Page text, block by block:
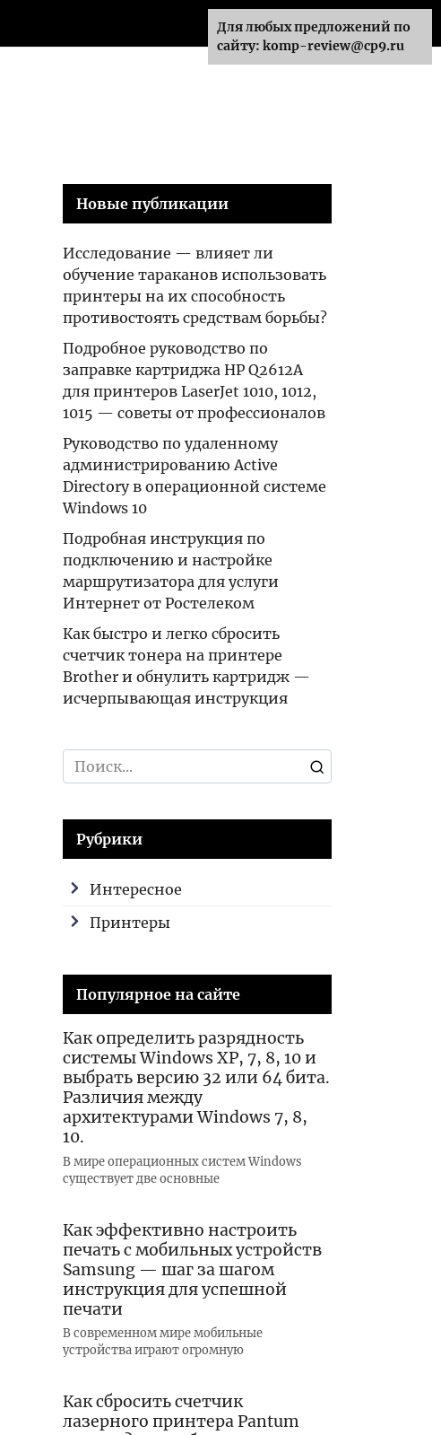
Новые публикации
Исследование — влияет ли
обучение тараканов использовать
принтеры на их способность
противостоять средствам борьбы?
Подробное руководство по
заправке картриджа HP Q2612A
для принтеров LaserJet 1010, 1012,
1015 — советы от профессионалов
Руководство по удаленному
администрированию Active
Directory в операционной системе
Windows 10
Подробная инструкция по
подключению и настройке
маршрутизатора для услуги
Интернет от Ростелеком
Как быстро и легко сбросить
счетчик тонера на принтере
Brother и обнулить картридж —
исчерпывающая инструкция
Search
for:
Рубрики
Интересное
Принтеры
Популярное на сайте
Как определить разрядность
системы Windows XP, 7, 8, 10 и
выбрать версию 32 или 64 бита.
Различия между
архитектурами Windows 7, 8,
10.
В мире операционных систем Windows
существует две основные
Как эффективно настроить
печать с мобильных устройств
Samsung — шаг за шагом
инструкция для успешной
печати
В современном мире мобильные
устройства играют огромную
Как сбросить счетчик
лазерного принтера Pantum
Для любых предложений по
сайту: komp-review@cp9.ru